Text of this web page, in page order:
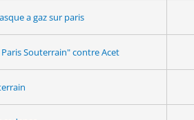
a gaz sur paris
Souterrain" contre Acet